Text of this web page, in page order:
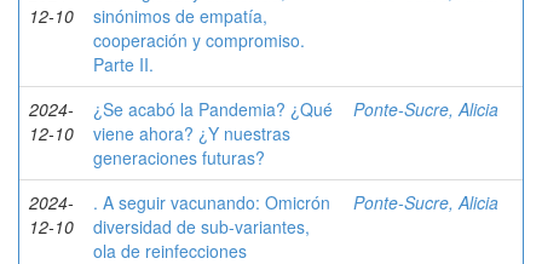
12-10
sinónimos de empatía,
cooperación y compromiso.
Parte II.
2024-
12-10
¿Se acabó la Pandemia? ¿Qué
viene ahora? ¿Y nuestras
generaciones futuras?
Ponte-Sucre, Alicia
2024-
12-10
. A seguir vacunando: Omicrón
diversidad de sub-variantes,
ola de reinfecciones
Ponte-Sucre, Alicia